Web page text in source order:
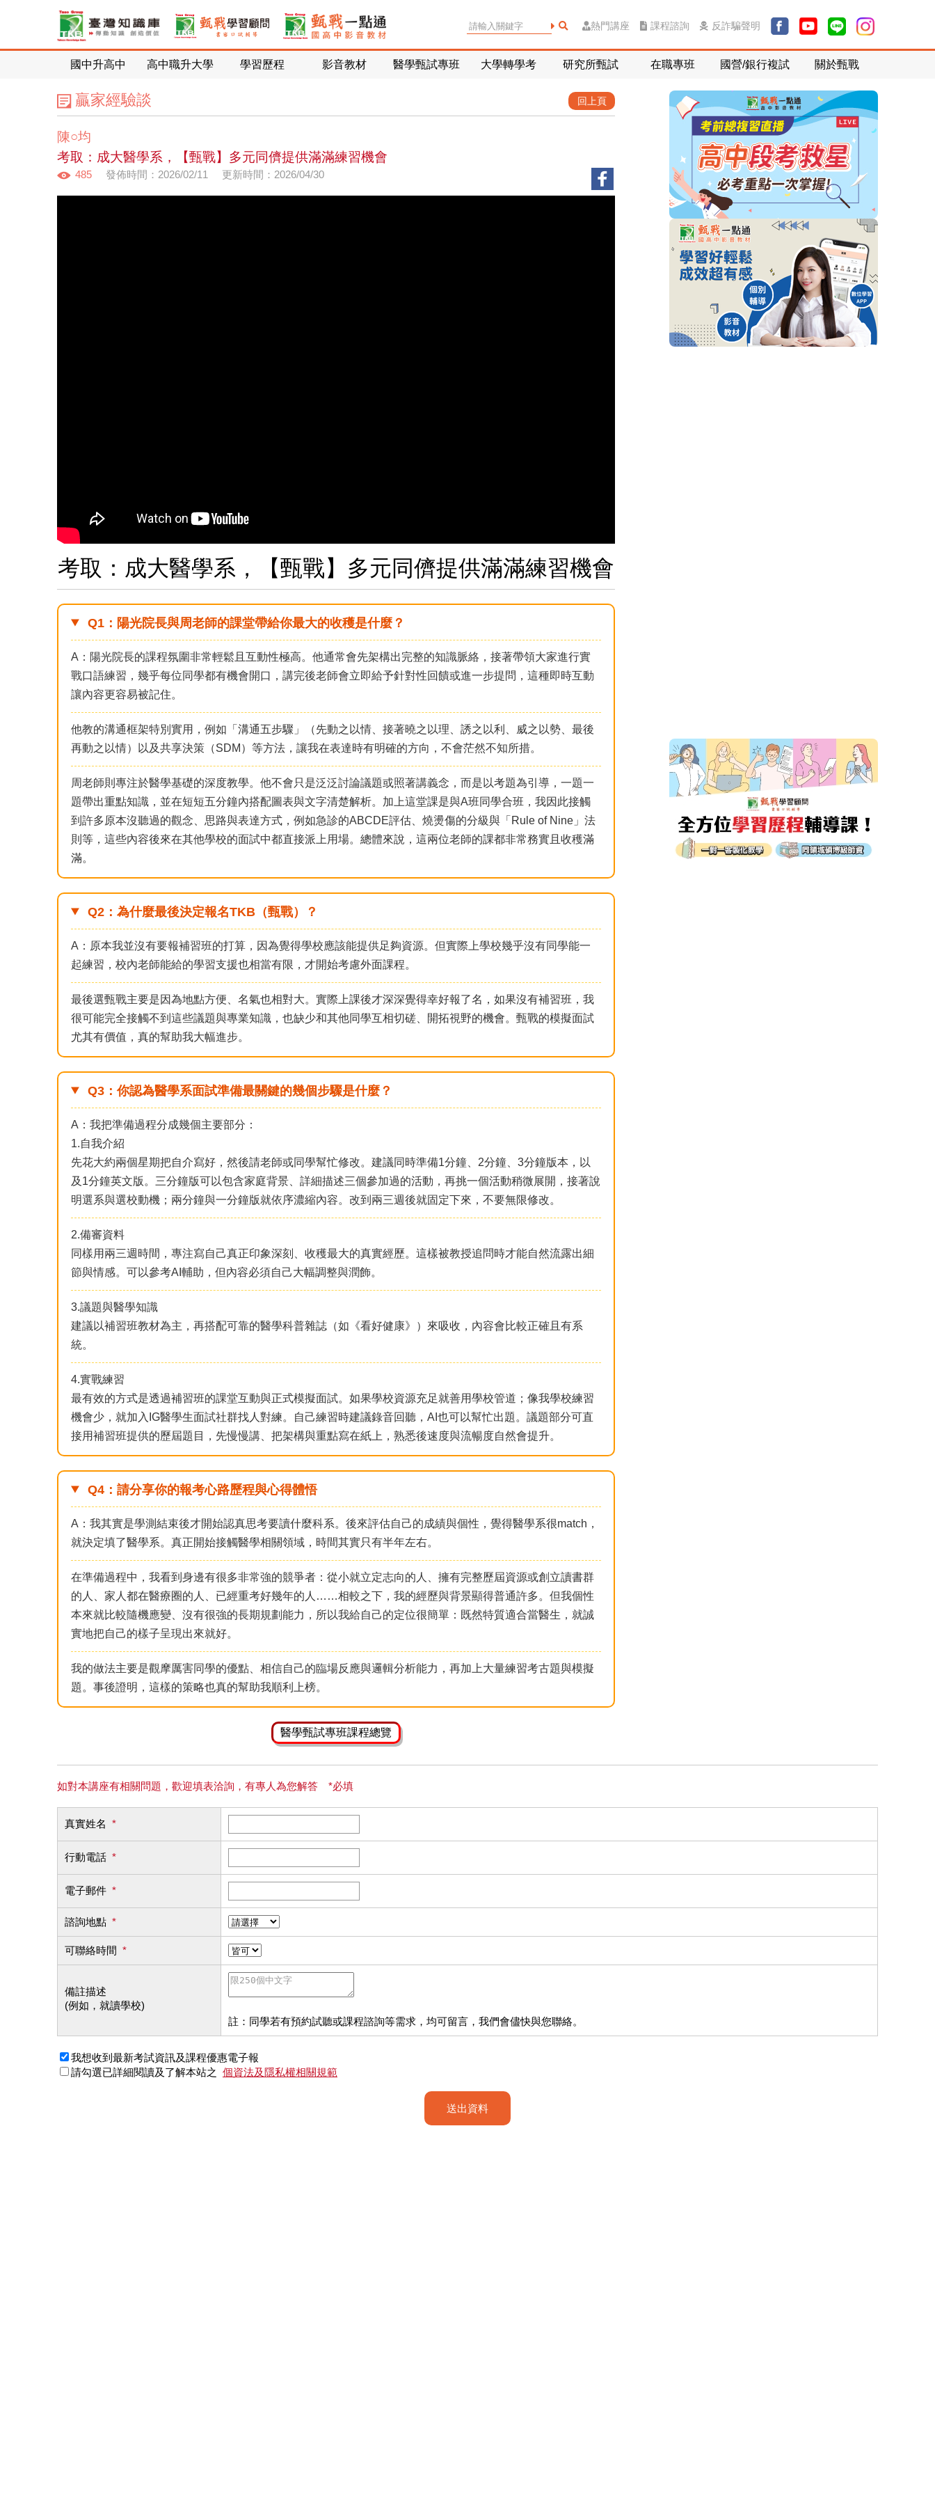
熱門講座 課程諮詢 反詐騙聲明
國中升高中 高中職升大學 學習歷程 影音教材 醫學甄試專班 大學轉學考 研究所甄試 在職專班 國營/銀行複試 關於甄戰
贏家經驗談 回上頁
陳○均
考取：成大醫學系，【甄戰】多元同儕提供滿滿練習機會
485 發佈時間：2026/02/11 更新時間：2026/04/30
考取：成大醫學系，【甄戰】多元同儕提供滿滿練習機會
Q1：陽光院長與周老師的課堂帶給你最大的收穫是什麼？
A：陽光院長的課程氛圍非常輕鬆且互動性極高。他通常會先架構出完整的知識脈絡，接著帶領大家進行實
戰口語練習，幾乎每位同學都有機會開口，講完後老師會立即給予針對性回饋或進一步提問，這種即時互動
讓內容更容易被記住。
他教的溝通框架特別實用，例如「溝通五步驟」（先動之以情、接著曉之以理、誘之以利、威之以勢、最後
再動之以情）以及共享決策（SDM）等方法，讓我在表達時有明確的方向，不會茫然不知所措。
周老師則專注於醫學基礎的深度教學。他不會只是泛泛討論議題或照著講義念，而是以考題為引導，一題一
題帶出重點知識，並在短短五分鐘內搭配圖表與文字清楚解析。加上這堂課是與A班同學合班，我因此接觸
到許多原本沒聽過的觀念、思路與表達方式，例如急診的ABCDE評估、燒燙傷的分級與「Rule of Nine」法
則等，這些內容後來在其他學校的面試中都直接派上用場。總體來說，這兩位老師的課都非常務實且收穫滿
滿。
Q2：為什麼最後決定報名TKB（甄戰）？
A：原本我並沒有要報補習班的打算，因為覺得學校應該能提供足夠資源。但實際上學校幾乎沒有同學能一
起練習，校內老師能給的學習支援也相當有限，才開始考慮外面課程。
最後選甄戰主要是因為地點方便、名氣也相對大。實際上課後才深深覺得幸好報了名，如果沒有補習班，我
很可能完全接觸不到這些議題與專業知識，也缺少和其他同學互相切磋、開拓視野的機會。甄戰的模擬面試
尤其有價值，真的幫助我大幅進步。
Q3：你認為醫學系面試準備最關鍵的幾個步驟是什麼？
A：我把準備過程分成幾個主要部分：
1.自我介紹
先花大約兩個星期把自介寫好，然後請老師或同學幫忙修改。建議同時準備1分鐘、2分鐘、3分鐘版本，以
及1分鐘英文版。三分鐘版可以包含家庭背景、詳細描述三個參加過的活動，再挑一個活動稍微展開，接著說
明選系與選校動機；兩分鐘與一分鐘版就依序濃縮內容。改到兩三週後就固定下來，不要無限修改。
2.備審資料
同樣用兩三週時間，專注寫自己真正印象深刻、收穫最大的真實經歷。這樣被教授追問時才能自然流露出細
節與情感。可以參考AI輔助，但內容必須自己大幅調整與潤飾。
3.議題與醫學知識
建議以補習班教材為主，再搭配可靠的醫學科普雜誌（如《看好健康》）來吸收，內容會比較正確且有系
統。
4.實戰練習
最有效的方式是透過補習班的課堂互動與正式模擬面試。如果學校資源充足就善用學校管道；像我學校練習
機會少，就加入IG醫學生面試社群找人對練。自己練習時建議錄音回聽，AI也可以幫忙出題。議題部分可直
接用補習班提供的歷屆題目，先慢慢講、把架構與重點寫在紙上，熟悉後速度與流暢度自然會提升。
Q4：請分享你的報考心路歷程與心得體悟
A：我其實是學測結束後才開始認真思考要讀什麼科系。後來評估自己的成績與個性，覺得醫學系很match，
就決定填了醫學系。真正開始接觸醫學相關領域，時間其實只有半年左右。
在準備過程中，我看到身邊有很多非常強的競爭者：從小就立定志向的人、擁有完整歷屆資源或創立讀書群
的人、家人都在醫療圈的人、已經重考好幾年的人……相較之下，我的經歷與背景顯得普通許多。但我個性
本來就比較隨機應變、沒有很強的長期規劃能力，所以我給自己的定位很簡單：既然特質適合當醫生，就誠
實地把自己的樣子呈現出來就好。
我的做法主要是觀摩厲害同學的優點、相信自己的臨場反應與邏輯分析能力，再加上大量練習考古題與模擬
題。事後證明，這樣的策略也真的幫助我順利上榜。
醫學甄試專班課程總覽
如對本講座有相關問題，歡迎填表洽詢，有專人為您解答 *必填
真實姓名 *
行動電話 *
電子郵件 *
諮詢地點 *
可聯絡時間 *
備註描述
(例如，就讀學校)
註：同學若有預約試聽或課程諮詢等需求，均可留言，我們會儘快與您聯絡。
我想收到最新考試資訊及課程優惠電子報
請勾選已詳細閱讀及了解本站之 個資法及隱私權相關規範
送出資料